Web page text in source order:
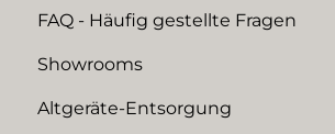
FAQ - Häufig gestellte Fragen
Showrooms
Altgeräte-Entsorgung